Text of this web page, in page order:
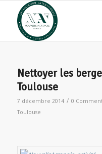
Nettoyer les
Toulouse
7 décembre 2014 / 0
Toulouse